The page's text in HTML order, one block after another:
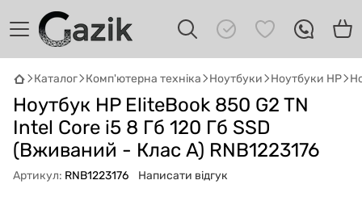
Каталог Комп'ютерна техніка Ноутбуки Ноутбуки HP
Ноутбук HP EliteBook 850 G2 TN
Intel Core i5 8 Гб 120 Гб SSD
(Вживаний - Клас A) RNB1223176
Артикул: RNB1223176 Написати відгук
GAZIK AI
Онлайн · пошук техніки
Привіт! 👋 Я Gazik AI — допоможу
підібрати вживану комп'ютерну техніку.